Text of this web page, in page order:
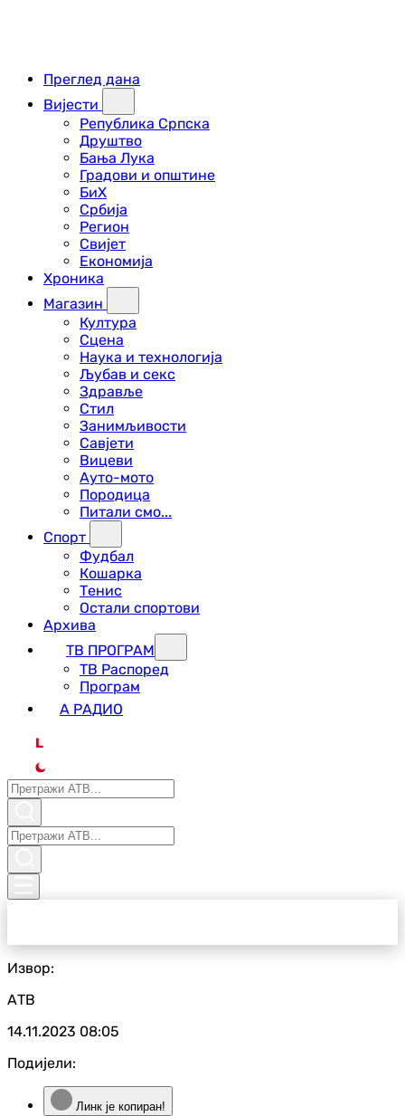
Преглед дана
Вијести
Република Српска
Друштво
Бања Лука
Градови и општине
БиХ
Србија
Регион
Свијет
Економија
Хроника
Магазин
Култура
Сцена
Наука и технологија
Љубав и секс
Здравље
Стил
Занимљивости
Савјети
Вицеви
Ауто-мото
Породица
Питали смо...
Спорт
Фудбал
Кошарка
Тенис
Остали спортови
Архива
ТВ ПРОГРАМ
ТВ Распоред
Програм
А РАДИО
L
Извор:
АТВ
14.11.2023 08:05
Подијели:
Линк је копиран!